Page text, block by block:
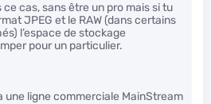
cas, sans être un pro mais si tu
JPEG et le RAW (dans certains
l’espace de stockage
pour un particulier.
une ligne commerciale MainStream